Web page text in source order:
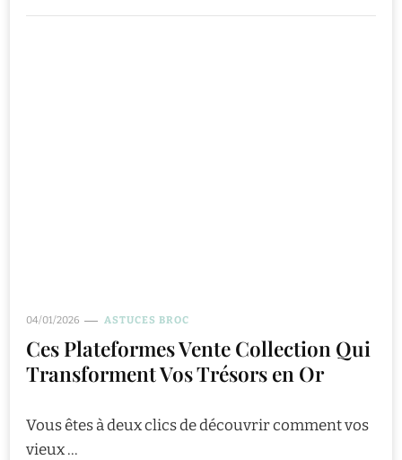
04/01/2026 ASTUCES BROC
Ces Plateformes Vente Collection Qui
Transforment Vos Trésors en Or
Vous êtes à deux clics de découvrir comment vos
vieux …